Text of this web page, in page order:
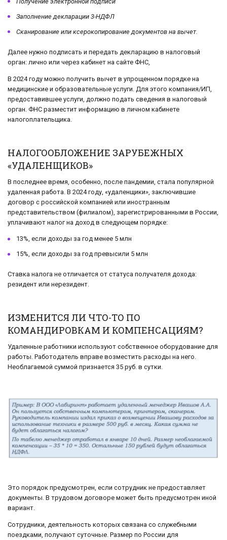
Заполнение декларации 3-НДФЛ
Сканирование или ксерокопирование документов на вычет.
Далее нужно подписать и передать декларацию в налоговый
орган: лично или через кабинет на сайте ФНС,
В 2024 году можно получить вычет в упрощенном порядке на
медицинские и образовательные услуги. Для этого компания/ИП,
предоставившее услуги, должно подать сведения в налоговый
орган. ФНС разместит информацию в личном кабинете
налогоплательщика.
НАЛОГООБЛОЖЕНИЕ ЗАРУБЕЖНЫХ
«УДАЛЕНЩИКОВ»
В последнее время, особенно, после пандемии, стала популярной
удаленная работа. В 2024 году, «удаленщики», заключившие
договор с российской компанией или иностранным
представительством (филиалом), зарегистрированными в России,
уплачивают налог на доход в следующем порядке:
13%, если доходы за год менее 5 млн
15%, если доходы за год превысили 5 млн
Ставка налога не отличается от статуса получателя дохода:
резидент или нерезидент.
ИЗМЕНИТСЯ ЛИ ЧТО-ТО ПО
КОМАНДИРОВКАМ И КОМПЕНСАЦИЯМ?
Удаленные работники используют собственное оборудование для
работы. Работодатель вправе возместить расходы на него.
Необлагаемой суммой признается 35 руб. в сутки.
Это порядок предусмотрен, если сотрудник не предоставляет
документы. В трудовом договоре может быть предусмотрен иной
вариант.
Сотрудники, деятельность которых связана со служебными
поездками, получают суточные. Размер по России для